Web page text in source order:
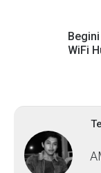
WiFi